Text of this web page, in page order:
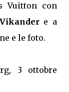
Vuitton con
e a
e le foto.
3 ottobre